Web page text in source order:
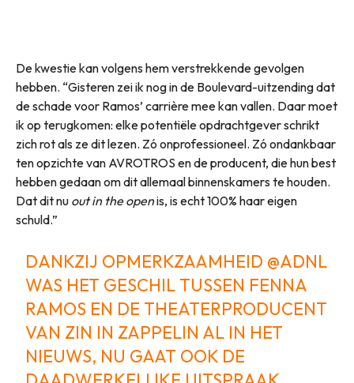
De kwestie kan volgens hem verstrekkende gevolgen
hebben. “Gisteren zei ik nog in de Boulevard-uitzending dat
de schade voor Ramos’ carrière mee kan vallen. Daar moet
ik op terugkomen: elke potentiële opdrachtgever schrikt
zich rot als ze dit lezen. Zó onprofessioneel. Zó ondankbaar
ten opzichte van AVROTROS en de producent, die hun best
hebben gedaan om dit allemaal binnenskamers te houden.
Dat dit nu out in the openis, is echt 100% haar eigen
schuld.”
DANKZIJ OPMERKZAAMHEID @ADNL
WAS HET GESCHIL TUSSEN FENNA
RAMOS EN DE THEATERPRODUCENT
VAN ZIN IN ZAPPELIN AL IN HET
NIEUWS, NU GAAT OOK DE